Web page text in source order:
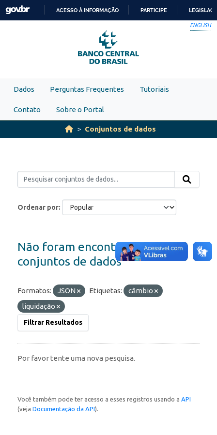
Skip to main content
PARA
O
CONTEÚDO
ACESSO À INFORMAÇÃO PARTICIPE
ENGLISH
Dados Perguntas Frequentes Tutoriais
Contato Sobre o Portal
Conjuntos de dados
Ordenar por
Não foram encontrados
conjuntos de dados
Formatos: JSON Etiquetas:
câmbio
liquidação
Filtrar Resultados
Por favor tente uma nova pesquisa.
Você também pode ter acesso a esses registros usando a API
(veja Documentação da API).